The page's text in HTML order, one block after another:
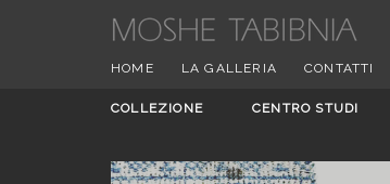
HOME LA GALLERIA CONTATTI
COLLEZIONE CENTRO STUDI